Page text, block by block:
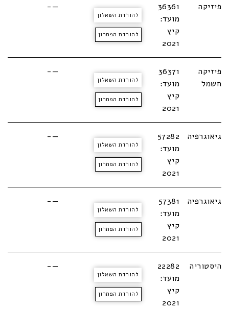
פיזיקה
36361
מועד:
קיץ
2021
להורדת השאלון
להורדת הפתרון
—-
פיזיקה
חשמל
36371
מועד:
קיץ
2021
להורדת השאלון
להורדת הפתרון
—-
גיאוגרפיה
57282
מועד:
קיץ
2021
להורדת השאלון
להורדת הפתרון
—-
גיאוגרפיה
57381
מועד:
קיץ
2021
להורדת השאלון
להורדת הפתרון
—-
היסטוריה
22282
מועד:
קיץ
2021
להורדת השאלון
להורדת הפתרון
—-